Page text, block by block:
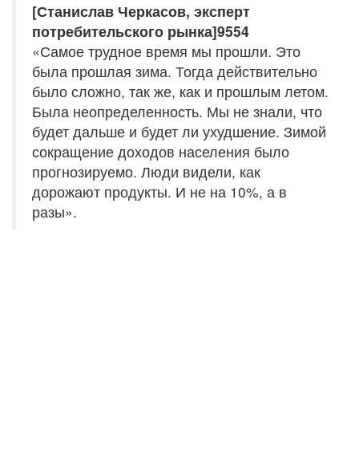
[Станислав Черкасов, эксперт
потребительского рынка]9554
«Самое трудное время мы прошли. Это
была прошлая зима. Тогда действительно
было сложно, так же, как и прошлым летом.
Была неопределенность. Мы не знали, что
будет дальше и будет ли ухудшение. Зимой
сокращение доходов населения было
прогнозируемо. Люди видели, как
дорожают продукты. И не на 10%, а в
разы».